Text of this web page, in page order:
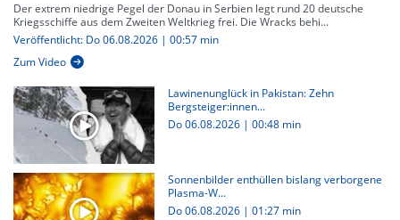
Der extrem niedrige Pegel der Donau in Serbien legt rund 20 deutsche
Kriegsschiffe aus dem Zweiten Weltkrieg frei. Die Wracks behi...
Veröffentlicht: Do 06.08.2026 | 00:57 min
Zum Video
Lawinenunglück in Pakistan: Zehn
Bergsteiger:innen...
Do 06.08.2026 | 00:48 min
Sonnenbilder enthüllen bislang verborgene
Plasma-W...
Do 06.08.2026 | 01:27 min